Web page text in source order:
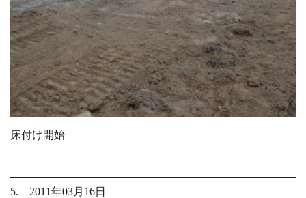
床付け開始
5. 2011年03月16日